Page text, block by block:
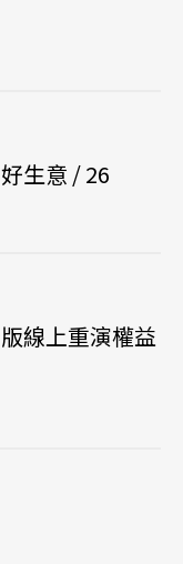
生意 / 26
線上重演權益